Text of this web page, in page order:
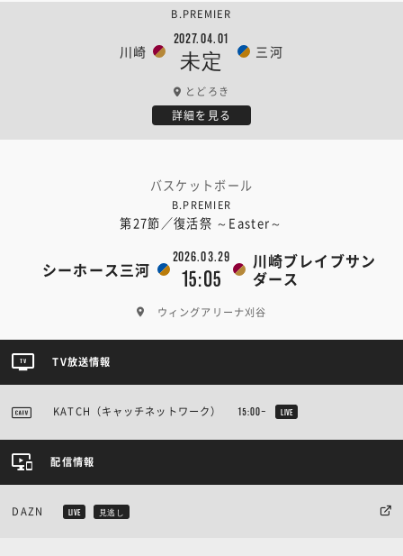
川崎
2027.04.01
未定 三河
B.PREMIER
とどろき
詳細を見る
バスケットボール
B.PREMIER
第27節／復活祭 ～Easter～
シーホース三河
2026.03.29
15:05
川崎ブレイブサン
ダース
ウィングアリーナ刈谷
TV放送情報
KATCH（キャッチネットワーク） 15:00~ LIVE
配信情報
DAZN LIVE 見逃し